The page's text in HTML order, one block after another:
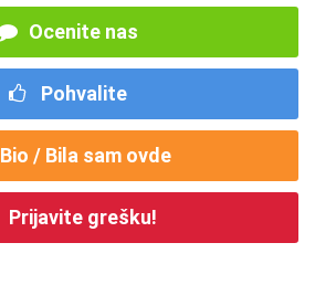
Ocenite nas
Pohvalite
Bio / Bila sam ovde
Prijavite grešku!